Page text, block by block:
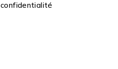
confidentialité